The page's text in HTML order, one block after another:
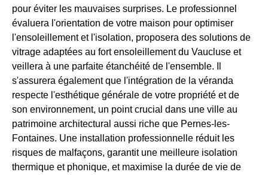
pour éviter les mauvaises surprises. Le professionnel
évaluera l'orientation de votre maison pour optimiser
l'ensoleillement et l'isolation, proposera des solutions de
vitrage adaptées au fort ensoleillement du Vaucluse et
veillera à une parfaite étanchéité de l'ensemble. Il
s'assurera également que l'intégration de la véranda
respecte l'esthétique générale de votre propriété et de
son environnement, un point crucial dans une ville au
patrimoine architectural aussi riche que Pernes-les-
Fontaines. Une installation professionnelle réduit les
risques de malfaçons, garantit une meilleure isolation
thermique et phonique, et maximise la durée de vie de